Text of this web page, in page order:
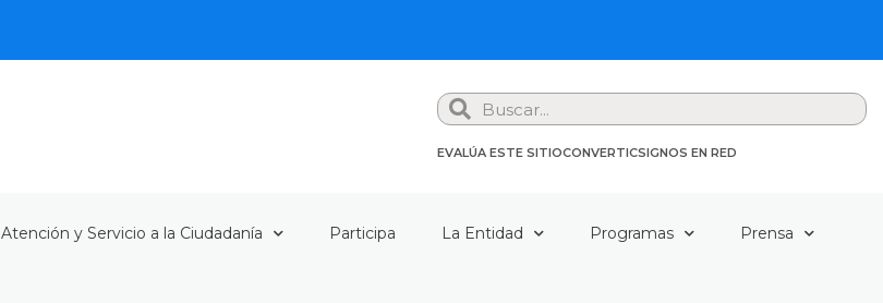
Search
EVALÚA ESTE SITIOCONVERTICSIGNOS EN RED
Atención y Servicio a la Ciudadanía Participa La Entidad Programas Prensa